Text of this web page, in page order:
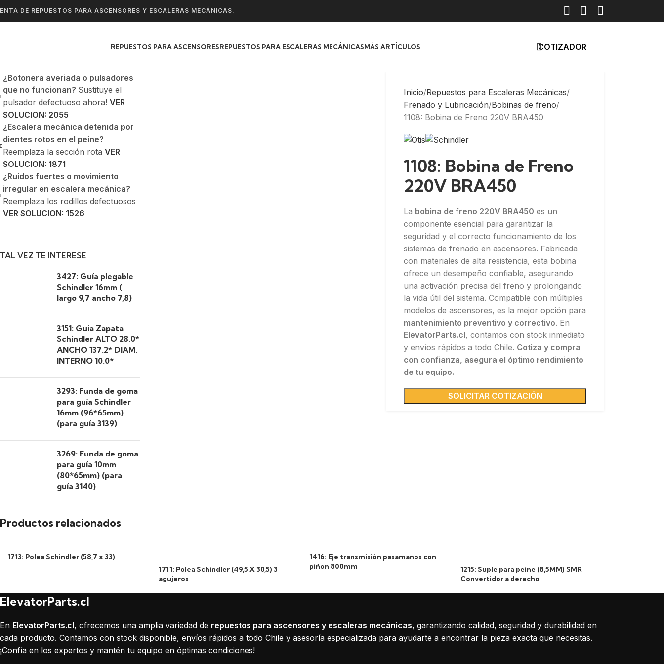
DE REPUESTOS PARA ASCENSORES Y ESCALERAS MECÁNICAS.
REPUESTOS PARA ASCENSORESREPUESTOS PARA ESCALERAS MECÁNICASMÁS ARTÍCULOS COTIZADOR
¿Botonera averiada o pulsadores
que no funcionan? Sustituye el
pulsador defectuoso ahora! VER
SOLUCION: 2055
¿Escalera mecánica detenida por
dientes rotos en el peine?
Reemplaza la sección rota VER
SOLUCION: 1871
¿Ruidos fuertes o movimiento
irregular en escalera mecánica?
Reemplaza los rodillos defectuosos
VER SOLUCION: 1526
TAL VEZ TE INTERESE
3427: Guía plegable
Schindler 16mm (
largo 9,7 ancho 7,8)
3151: Guia Zapata
Schindler ALTO 28.0*
ANCHO 137.2* DIAM.
INTERNO 10.0*
3293: Funda de goma
para guía Schindler
16mm (96*65mm)
(para guía 3139)
3269: Funda de goma
para guía 10mm
(80*65mm) (para
guía 3140)
Inicio Repuestos para Escaleras Mecánicas
Frenado y Lubricación Bobinas de freno
1108: Bobina de Freno 220V BRA450
1108: Bobina de Freno
220V BRA450
La bobina de freno 220V BRA450 es un
componente esencial para garantizar la
seguridad y el correcto funcionamiento de los
sistemas de frenado en ascensores. Fabricada
con materiales de alta resistencia, esta bobina
ofrece un desempeño confiable, asegurando
una activación precisa del freno y prolongando
la vida útil del sistema. Compatible con múltiples
modelos de ascensores, es la mejor opción para
mantenimiento preventivo y correctivo. En
ElevatorParts.cl, contamos con stock inmediato
y envíos rápidos a todo Chile. Cotiza y compra
con confianza, asegura el óptimo rendimiento
de tu equipo.
SOLICITAR COTIZACIÓN
Productos relacionados
1713: Polea Schindler (58,7 x 33)
1711: Polea Schindler (49,5 X 30,5) 3
agujeros
1416: Eje transmisiòn pasamanos con
piñon 800mm
1215: Suple para peine (8,5MM) SMR
Convertidor a derecho
ElevatorParts.cl
En ElevatorParts.cl, ofrecemos una amplia variedad de repuestos para ascensores y escaleras mecánicas, garantizando calidad, seguridad y durabilidad en
cada producto. Contamos con stock disponible, envíos rápidos a todo Chile y asesoría especializada para ayudarte a encontrar la pieza exacta que necesitas.
¡Confía en los expertos y mantén tu equipo en óptimas condiciones!